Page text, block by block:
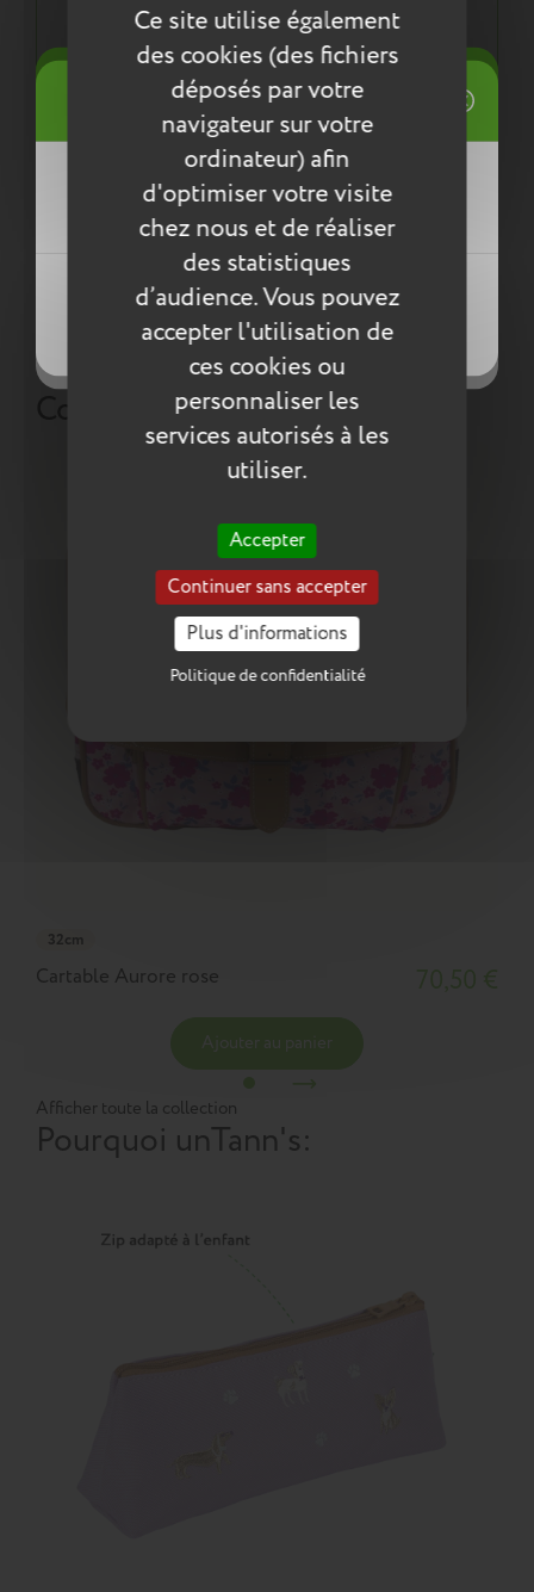
Ce site utilise également
des cookies (des fichiers
déposés par votre
navigateur sur votre
ordinateur) afin
d'optimiser votre visite
chez nous et de réaliser
des statistiques
d’audience. Vous pouvez
accepter l'utilisation de
ces cookies ou
personnaliser les
services autorisés à les
utiliser.
Accepter
Continuer sans accepter
Plus d'informations
Politique de confidentialité
Une démarche éco responsable :
Tout pour la santé de votre enfant : respect des
normes environnementales européennes ReACH
Entretien
Pour l’entretien de nos produits, nous vous
conseillons d’utiliser un chiffon humide ou une
éponge légèrement humidifiée à l'eau
savonneuse. N’utilisez pas de produits agressifs
qui risqueraient de détériorer le produit.
Compléter la collection
32cm
Cartable Aurore rose
Afficher toute la collection
Pourquoi unTann's:
Mes listes d'envies
Créer une nouvelle liste
((title))
((cancelText))
((createText))
Connexion
Vous devez être connecté pour ajouter
des produits à votre liste d'envies.
((cancelText))
((loginText))